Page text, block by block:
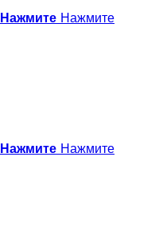
Нажмите Нажмите
Нажмите Нажмите